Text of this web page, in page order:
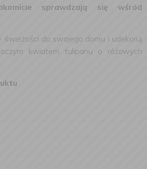
sprawdzają się wśród
do swojego domu i udekoruj
kwiatem tulipanu o różowych